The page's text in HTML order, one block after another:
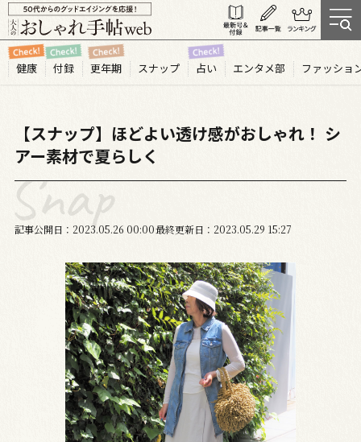
健康 付録 更年期 スナップ 占い エンタメ部 ファッショ
【スナップ】ほどよい透け感がおしゃれ！ シ
アー素材で夏らしく
記事公開日 2023.05 26 00:00最終更新日 2023.05.29 15:27